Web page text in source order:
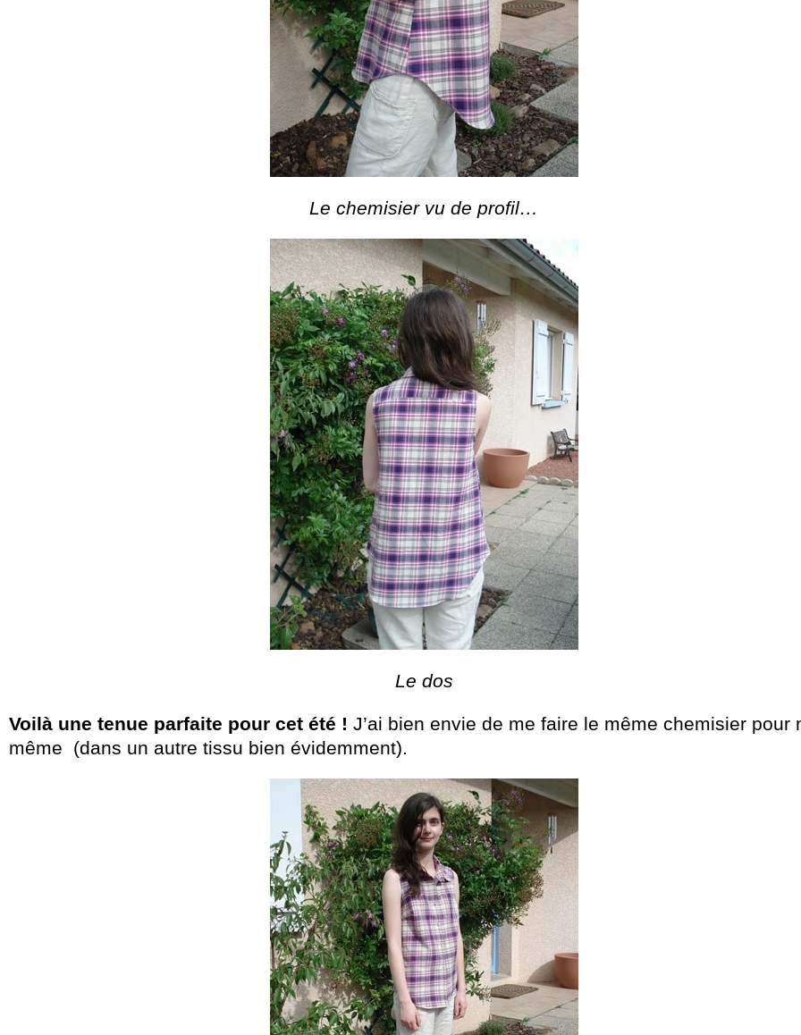
Le chemisier vu de profil…
Le dos
Voilà une tenue parfaite pour cet été ! J’ai bien envie de me faire le même chemisier pour
même (dans un autre tissu bien évidemment).